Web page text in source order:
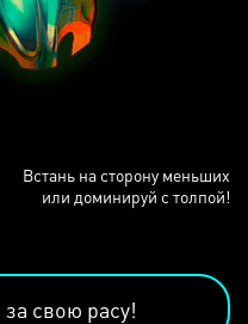
Встань на сторону меньших
или доминируй с толпой!
за свою расу!